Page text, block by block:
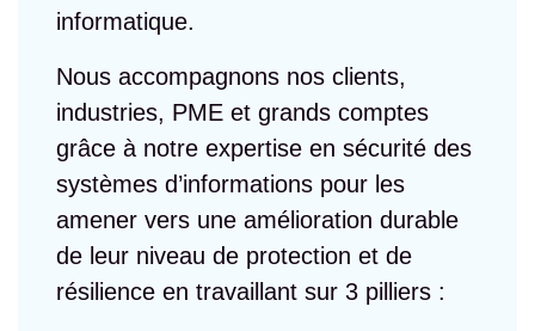
informatique.
Nous accompagnons nos clients,
industries, PME et grands comptes
grâce à notre expertise en sécurité des
systèmes d’informations pour les
amener vers une amélioration durable
de leur niveau de protection et de
résilience en travaillant sur 3 pilliers :